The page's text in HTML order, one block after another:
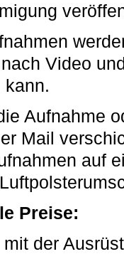
Video
kann.
Aufnahme
Mail
auf
Preise:
mit der